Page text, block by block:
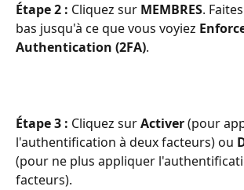
Étape 2 : Cliquez sur MEMBRES.
bas jusqu'à ce que vous voyiez
Authentication (2FA).
Étape 3 : Cliquez sur Activer (pour
l'authentification à deux facteurs) ou
(pour ne plus appliquer
facteurs).